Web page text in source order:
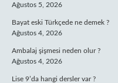
Ağustos 5, 2026
Bayat eski Türkçede ne demek ?
Ağustos 4, 2026
Ambalaj şişmesi neden olur ?
Ağustos 4, 2026
Lise 9’da hangi dersler var ?